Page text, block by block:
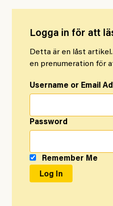
Logga in för att
Detta är en låst
en prenumeration för
Username or Email
Password
Remember Me